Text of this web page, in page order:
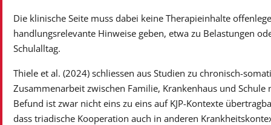
Die klinische Seite muss dabei keine Therapieinhalte
handlungsrelevante Hinweise geben, etwa zu Belastungen
Schulalltag.
Thiele et al. (2024) schliessen aus Studien zu chronisch-
Zusammenarbeit zwischen Familie, Krankenhaus und
Befund ist zwar nicht eins zu eins auf KJP-Kontexte
dass triadische Kooperation auch in anderen